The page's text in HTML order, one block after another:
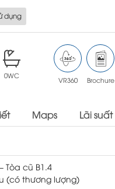
dụng
0WC
VR360 Brochure
Maps Lãi suất
Tòa cũ B1.4
(có thương lượng)